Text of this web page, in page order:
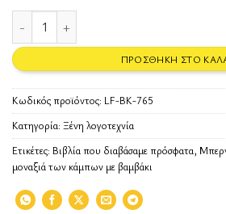
Στη μοναξιά των κάμπων με βαμβάκι
ΠΡΟΣΘΉΚΗ ΣΤΟ
Κωδικός προϊόντος: LF-BK-765
Κατηγορία: Ξένη λογοτεχνία
Ετικέτες: Βιβλία που διαβάσαμε πρόσφατα,
μοναξιά των κάμπων με βαμβάκι